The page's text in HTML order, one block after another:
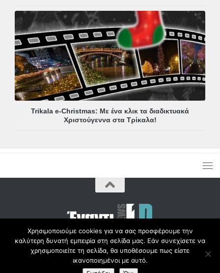
Trikala e-Christmas: Με ένα κλικ τα διαδικτυακά
Χριστούγεννα στα Τρίκαλα!
Copyright © Radio1d.gr 2012-2017 |
Χρησιμοποιούμε cookies για να σας προσφέρουμε την
καλύτερη δυνατή εμπειρία στη σελίδα μας. Εάν συνεχίσετε να
χρησιμοποιείτε τη σελίδα, θα υποθέσουμε πως είστε
ικανοποιημένοι με αυτό.